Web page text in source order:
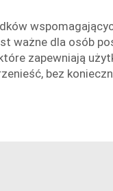
ważne dla osób
zapewniają
bez